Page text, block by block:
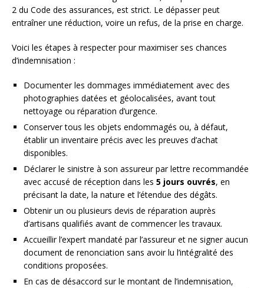
2 du Code des assurances, est strict. Le dépasser peut
entraîner une réduction, voire un refus, de la prise en charge.
Voici les étapes à respecter pour maximiser ses chances
d’indemnisation :
Documenter les dommages immédiatement avec des
photographies datées et géolocalisées, avant tout
nettoyage ou réparation d’urgence.
Conserver tous les objets endommagés ou, à défaut,
établir un inventaire précis avec les preuves d’achat
disponibles.
Déclarer le sinistre à son assureur par lettre recommandée
avec accusé de réception dans les 5 jours ouvrés, en
précisant la date, la nature et l’étendue des dégâts.
Obtenir un ou plusieurs devis de réparation auprès
d’artisans qualifiés avant de commencer les travaux.
Accueillir l’expert mandaté par l’assureur et ne signer aucun
document de renonciation sans avoir lu l’intégralité des
conditions proposées.
En cas de désaccord sur le montant de l’indemnisation,